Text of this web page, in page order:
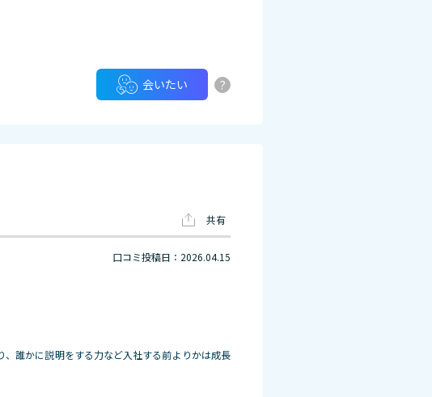
会いたい ?
共有
口コミ投稿日：2026.04.15
誰かに説明をする力など入社する前よりかは成長